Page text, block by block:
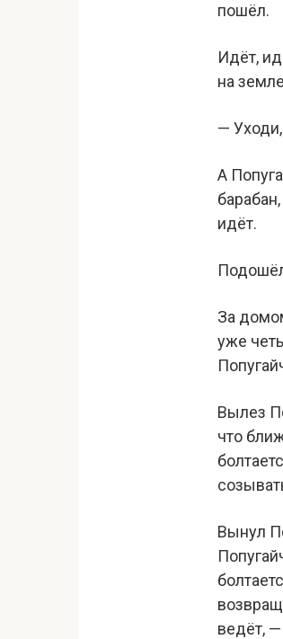
пошёл.
Идёт,
на
—
А
идёт.
За
уже
Вылез
что
Вынул
ведёт,